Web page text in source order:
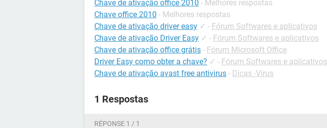
Chave de ativação office 2010 - Melhores respostas
Chave office 2010 - Melhores respostas
Chave de ativação driver easy ✓ - Fórum Softwares e aplicativos
Chave de ativação Driver Easy ✓ - Fórum Softwares e aplicativos
Chave de ativação office grátis - Fórum Microsoft Office
Driver Easy como obter a chave? ✓ - Fórum Softwares e aplicativos
Chave de ativação avast free antivirus - Dicas -Vírus
1 Respostas
RÉPONSE 1 / 1